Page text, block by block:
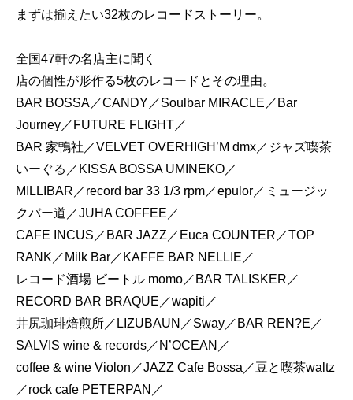
まずは揃えたい32枚のレコードストーリー。
全国47軒の名店主に聞く
店の個性が形作る5枚のレコードとその理由。
BAR BOSSA／CANDY／Soulbar MIRACLE／Bar
Journey／FUTURE FLIGHT／
BAR 家鴨社／VELVET OVERHIGH’M dmx／ジャズ喫茶
いーぐる／KISSA BOSSA UMINEKO／
MILLIBAR／record bar 33 1/3 rpm／epulor／ミュージッ
クバー道／JUHA COFFEE／
CAFE INCUS／BAR JAZZ／Euca COUNTER／TOP
RANK／Milk Bar／KAFFE BAR NELLIE／
レコード酒場 ビートル momo／BAR TALISKER／
RECORD BAR BRAQUE／wapiti／
井尻珈琲焙煎所／LIZUBAUN／Sway／BAR REN?E／
SALVIS wine & records／N’OCEAN／
coffee & wine Violon／JAZZ Cafe Bossa／豆と喫茶waltz
／rock cafe PETERPAN／